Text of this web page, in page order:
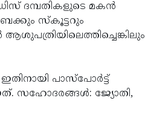
ദമ്പതികളുടെ മകന്‍
സ്‌കൂട്ടറും
പാസ്‌പോര്‍ട്ട്
സഹോദരങ്ങള്‍: ജ്യോതി,